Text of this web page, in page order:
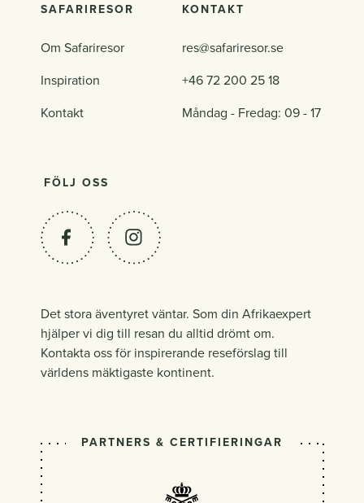
SAFARIRESOR
Om Safariresor
Inspiration
Kontakt
KONTAKT
res@safariresor.se
+46 72 200 25 18
Måndag - Fredag: 09 - 17
FÖLJ OSS
Det stora äventyret väntar. Som din Afrikaexpert
hjälper vi dig till resan du alltid drömt om.
Kontakta oss för inspirerande reseförslag till
världens mäktigaste kontinent.
PARTNERS & CERTIFIERINGAR